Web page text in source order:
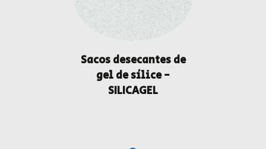
Sacos desecantes de
gel de sílice -
SILICAGEL